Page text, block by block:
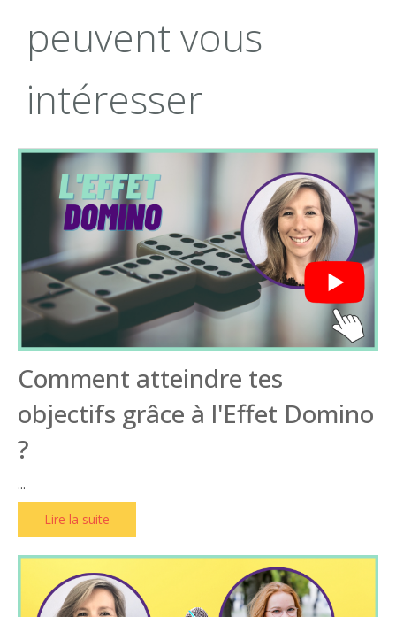
peuvent vous
intéresser
Comment atteindre tes
objectifs grâce à l'Effet Domino
?
...
Lire la suite